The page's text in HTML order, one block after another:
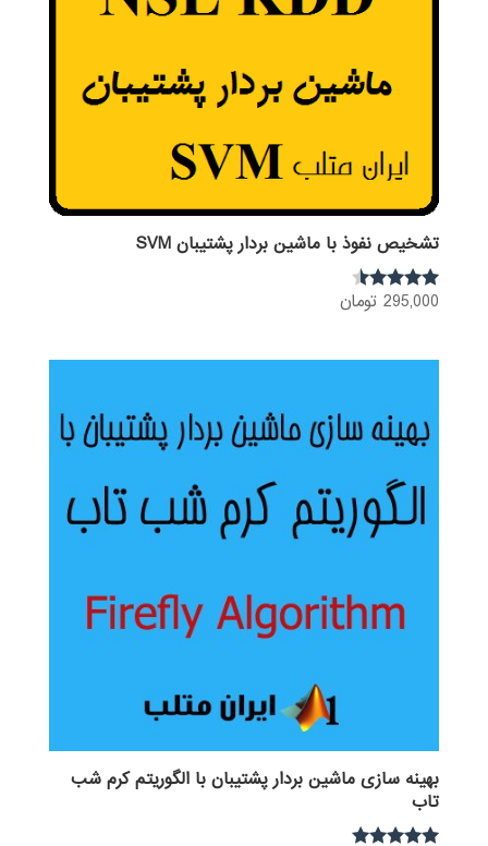
تشخیص نفوذ با ماشین بردار پشتیبان SVM
نمره
295,000 تومان
بهینه سازی ماشین بردار پشتیبان با الگوریتم کرم شب
تاب